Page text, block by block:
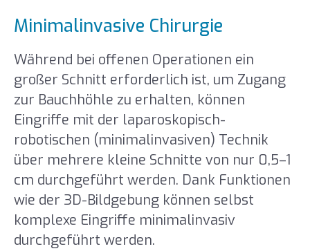
Minimalinvasive Chirurgie
Während bei offenen Operationen ein
großer Schnitt erforderlich ist, um Zugang
zur Bauchhöhle zu erhalten, können
Eingriffe mit der laparoskopisch-
robotischen (minimalinvasiven) Technik
über mehrere kleine Schnitte von nur 0,5–1
cm durchgeführt werden. Dank Funktionen
wie der 3D-Bildgebung können selbst
komplexe Eingriffe minimalinvasiv
durchgeführt werden.